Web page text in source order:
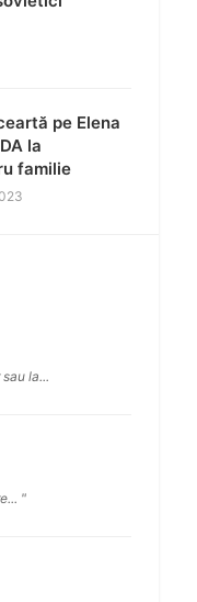
pe Elena
la
familie
la...
"